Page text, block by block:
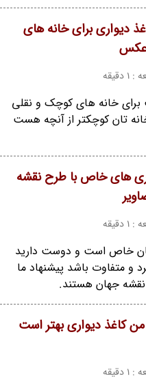
دیواری برای خانه های
برای خانه های کوچک و نقلی
تان کوچکتر از آنچه هست
های خاص با طرح نقشه
تان خاص است و دوست دارید
و متفاوت باشد پیشنهاد ما
نقشه جهان هستند.
من کاغذ دیواری بهتر است